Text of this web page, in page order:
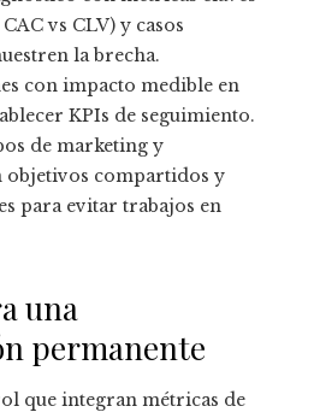
vs CLV) y casos
la brecha.
con impacto medible en
KPIs de seguimiento.
de marketing y
objetivos compartidos y
para evitar trabajos en
una
permanente
que integran métricas de